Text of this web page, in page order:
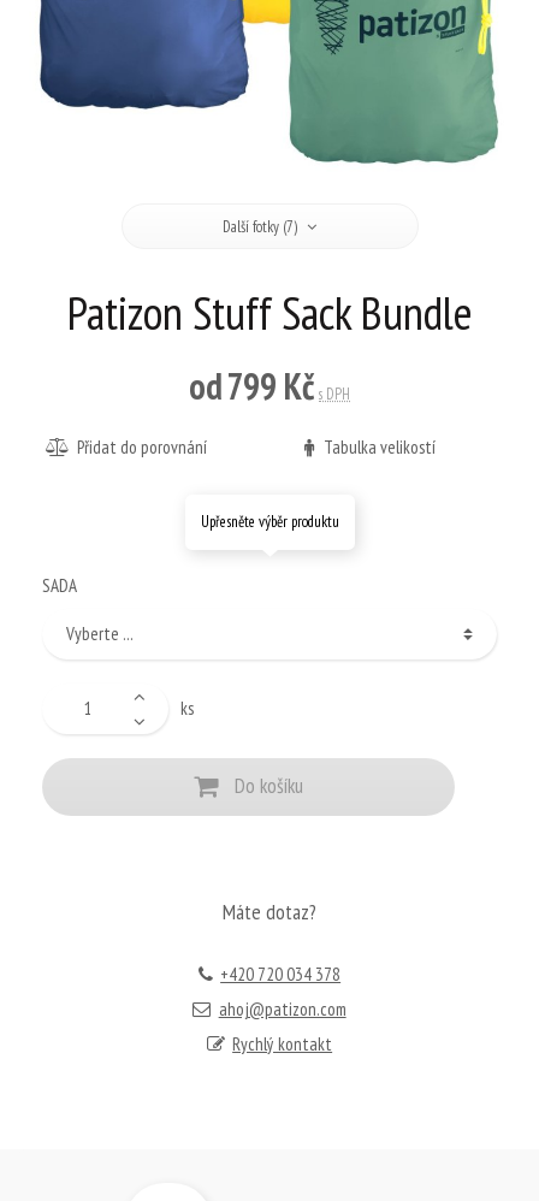
Další fotky (7)
Patizon Stuff Sack Bundle
od799 Kč s DPH
Přidat do porovnání Tabulka velikostí
Upřesněte výběr produktu
SADA
ks
Do košíku
Máte dotaz?
+420 720 034 378
ahoj@patizon.com
Rychlý kontakt